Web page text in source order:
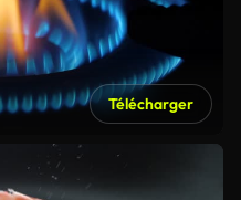
Télécharger